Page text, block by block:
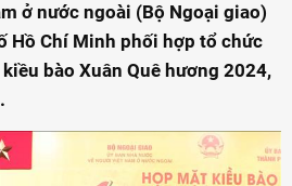
ở nước ngoài (Bộ Ngoại giao)
Hồ Chí Minh phối hợp tổ chức
bào Xuân Quê hương 2024,